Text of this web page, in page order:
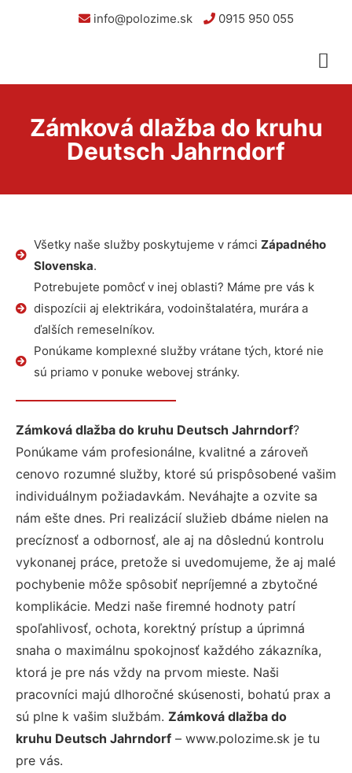
info@polozime.sk 0915 950 055
Zámková dlažba do kruhu
Deutsch Jahrndorf
Všetky naše služby poskytujeme v rámci Západného
Slovenska.
Potrebujete pomôcť v inej oblasti? Máme pre vás k
dispozícii aj elektrikára, vodoinštalatéra, murára a
ďalších remeselníkov.
Ponúkame komplexné služby vrátane tých, ktoré nie
sú priamo v ponuke webovej stránky.
Zámková dlažba do kruhu Deutsch Jahrndorf?
Ponúkame vám profesionálne, kvalitné a zároveň
cenovo rozumné služby, ktoré sú prispôsobené vašim
individuálnym požiadavkám. Neváhajte a ozvite sa
nám ešte dnes. Pri realizácií služieb dbáme nielen na
precíznosť a odbornosť, ale aj na dôslednú kontrolu
vykonanej práce, pretože si uvedomujeme, že aj malé
pochybenie môže spôsobiť nepríjemné a zbytočné
komplikácie. Medzi naše firemné hodnoty patrí
spoľahlivosť, ochota, korektný prístup a úprimná
snaha o maximálnu spokojnosť každého zákazníka,
ktorá je pre nás vždy na prvom mieste. Naši
pracovníci majú dlhoročné skúsenosti, bohatú prax a
sú plne k vašim službám. Zámková dlažba do
kruhu Deutsch Jahrndorf – www.polozime.sk je tu
pre vás.